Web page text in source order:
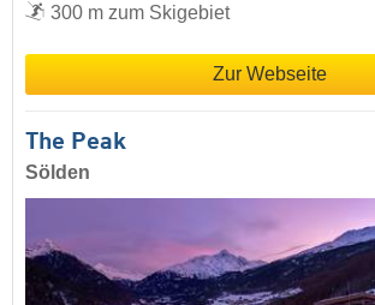
300 m zum Skigebiet
Zur Webseite
The Peak
Sölden